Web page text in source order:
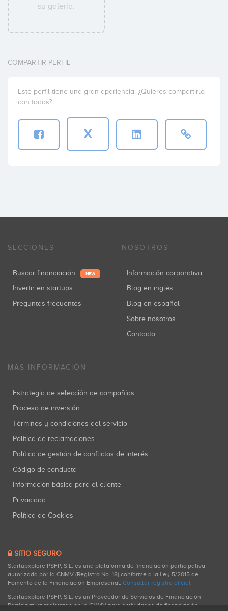
su galería.
COMPARTIR PERFIL
Este perfil tiene una gran apariencia. ¿Quieres compartirlo
con todos?
X
SECCIONES
Buscar financiación NEW
Invertir en startups
Preguntas frecuentes
NOSOTROS
Información corporativa
Blog en inglés
Blog en español
Sobre nosotros
Contacto
MÁS INFORMACIÓN
Estrategia de selección de compañías
Proceso de inversión
Términos y condiciones del servicio
Política de reclamaciones
Política de gestión de conflictos de interés
Código de conducta
Información básica para el cliente
Privacidad
Política de Cookies
SITIO SEGURO
Startupxplore PSFP, S.L. es una plataforma de financiación participativa
autorizada por la CNMV (Registro No. 18) conforme a la Ley 5/2015 de
Fomento de la Financiación Empresarial. Consultar registro oficial.
Startupxplore PSFP, S.L. es un Proveedor de Servicios de Financiación
Participativa registrado en la CNMV para actividades de financiación